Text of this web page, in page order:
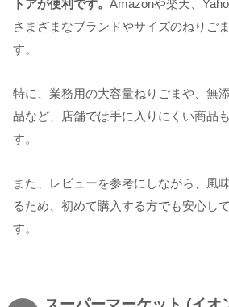
トアが便利です。 Amazonや楽天、
さまざまなブランドやサイズのねりご
す。
特に、業務用の大容量ねりごまや、無
品など、店舗では手に入りにくい商品
す。
また、レビューを参考にしながら、風
るため、初めて購入する方でも安心し
す。